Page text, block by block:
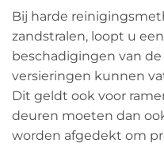
Bij harde
zandstralen, loopt u
beschadigingen van de
versieringen kunnen
Dit geldt ook voor
deuren moeten dan
worden afgedekt om